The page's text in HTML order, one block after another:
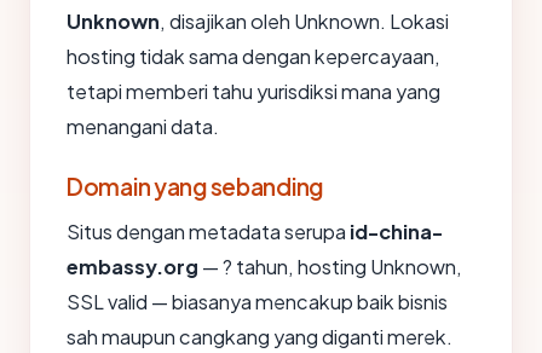
Unknown, disajikan oleh Unknown. Lokasi
hosting tidak sama dengan kepercayaan,
tetapi memberi tahu yurisdiksi mana yang
menangani data.
Domain yang sebanding
Situs dengan metadata serupa id-china-
embassy.org — ? tahun, hosting Unknown,
SSL valid — biasanya mencakup baik bisnis
sah maupun cangkang yang diganti merek.